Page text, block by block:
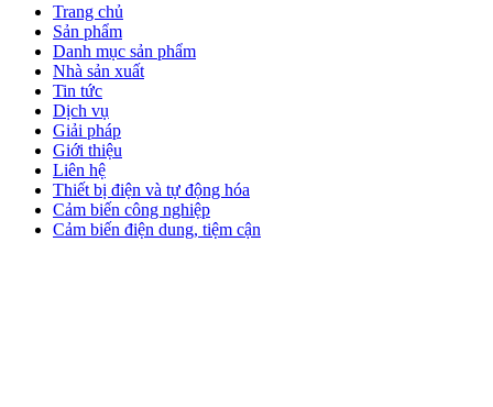
Trang chủ
Sản phẩm
Danh mục sản phẩm
Nhà sản xuất
Tin tức
Dịch vụ
Giải pháp
Giới thiệu
Liên hệ
Thiết bị điện và tự động hóa
Cảm biến công nghiệp
Cảm biến điện dung, tiệm cận